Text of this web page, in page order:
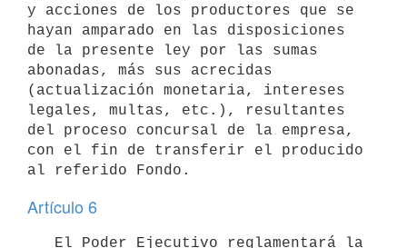
y acciones de los productores que se
hayan amparado en las disposiciones
de la presente ley por las sumas
abonadas, más sus acrecidas
(actualización monetaria, intereses
legales, multas, etc.), resultantes
del proceso concursal de la empresa,
con el fin de transferir el producido
Artículo 6